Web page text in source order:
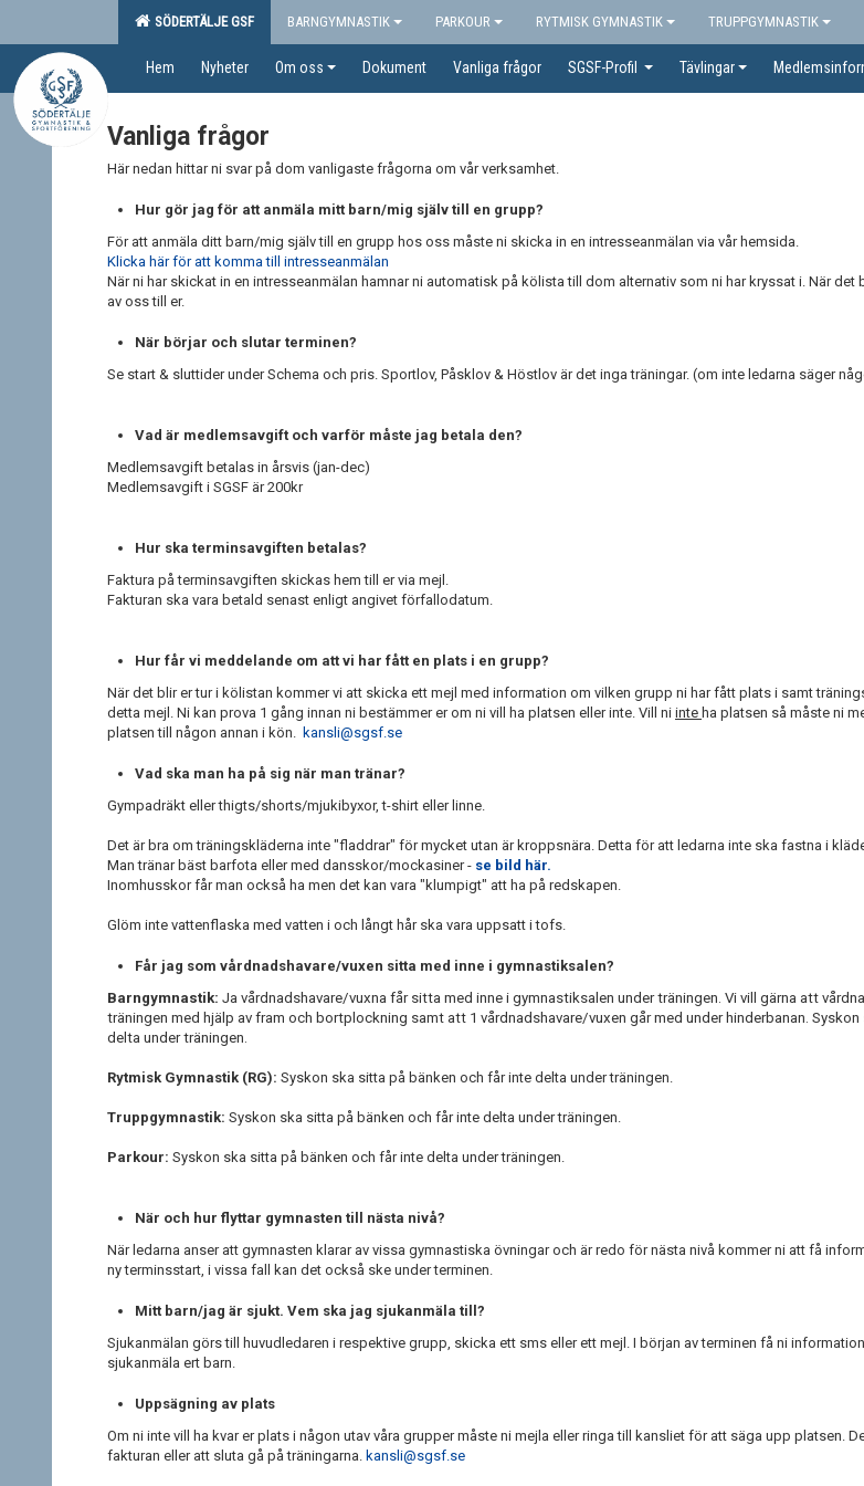
SÖDERTÄLJE GSF BARNGYMNASTIK PARKOUR RYTMISK GYMNASTIK TRUPPGYMNASTIK
Hem Nyheter Om oss Dokument Vanliga frågor SGSF-Profil Tävlingar
Vanliga frågor
Här nedan hittar ni svar på dom vanligaste frågorna om vår verksamhet.
Hur gör jag för att anmäla mitt barn/mig själv till en grupp?
För att anmäla ditt barn/mig själv till en grupp hos oss måste ni skicka in en intresseanmälan via vår hemsida.
Klicka här för att komma till intresseanmälan
När ni har skickat in en intresseanmälan hamnar ni automatisk på kölista till dom alternativ som ni har kryssat i. När det
av oss till er.
När börjar och slutar terminen?
Se start & sluttider under Schema och pris. Sportlov, Påsklov & Höstlov är det inga träningar. (om inte ledarna säger
Vad är medlemsavgift och varför måste jag betala den?
Medlemsavgift betalas in årsvis (jan-dec)
Medlemsavgift i SGSF är 200kr
Hur ska terminsavgiften betalas?
Faktura på terminsavgiften skickas hem till er via mejl.
Fakturan ska vara betald senast enligt angivet förfallodatum.
Hur får vi meddelande om att vi har fått en plats i en grupp?
När det blir er tur i kölistan kommer vi att skicka ett mejl med information om vilken grupp ni har fått plats i samt
detta mejl. Ni kan prova 1 gång innan ni bestämmer er om ni vill ha platsen eller inte. Vill ni inte ha platsen så måste ni
platsen till någon annan i kön. kansli@sgsf.se
Vad ska man ha på sig när man tränar?
Gympadräkt eller thigts/shorts/mjukibyxor, t-shirt eller linne.
Det är bra om träningskläderna inte "fladdrar" för mycket utan är kroppsnära. Detta för att ledarna inte ska fastna i
Man tränar bäst barfota eller med dansskor/mockasiner - se bild här.
Inomhusskor får man också ha men det kan vara "klumpigt" att ha på redskapen.
Glöm inte vattenflaska med vatten i och långt hår ska vara uppsatt i tofs.
Får jag som vårdnadshavare/vuxen sitta med inne i gymnastiksalen?
Barngymnastik: Ja vårdnadshavare/vuxna får sitta med inne i gymnastiksalen under träningen. Vi vill gärna att
träningen med hjälp av fram och bortplockning samt att 1 vårdnadshavare/vuxen går med under hinderbanan.
delta under träningen.
Rytmisk Gymnastik (RG): Syskon ska sitta på bänken och får inte delta under träningen.
Truppgymnastik: Syskon ska sitta på bänken och får inte delta under träningen.
Parkour: Syskon ska sitta på bänken och får inte delta under träningen.
När och hur flyttar gymnasten till nästa nivå?
När ledarna anser att gymnasten klarar av vissa gymnastiska övningar och är redo för nästa nivå kommer ni att få
ny terminsstart, i vissa fall kan det också ske under terminen.
Mitt barn/jag är sjukt. Vem ska jag sjukanmäla till?
Sjukanmälan görs till huvudledaren i respektive grupp, skicka ett sms eller ett mejl. I början av terminen få ni
sjukanmäla ert barn.
Uppsägning av plats
Om ni inte vill ha kvar er plats i någon utav våra grupper måste ni mejla eller ringa till kansliet för att säga upp platsen.
fakturan eller att sluta gå på träningarna. kansli@sgsf.se